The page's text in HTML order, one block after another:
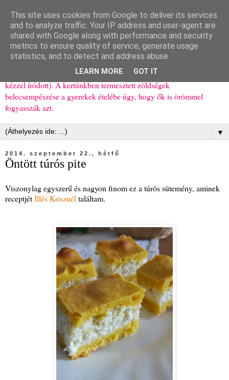
Ízőrző
Kisgyerekes család kipróbált, többnyire egészséges ételeket
bemutató receptjei a mindennapokra (mert a papírfecniket folyton
elhagyom) és gyerekeimnek ajándékba (mint régen, csak ez nem
kézzel íródott). A kertünkben termesztett zöldségek
belecsempészése a gyerekek ételébe úgy, hogy ők is örömmel
fogyasszák azt.
▼
2014. szeptember 22., hétfő
Öntött túrós pite
Viszonylag egyszerű és nagyon finom ez a túrós sütemény, aminek
receptjétIllés Krisznél találtam.
This site uses cookies from Google to deliver its services
and to analyze traffic. Your IP address and user-agent are
shared with Google along with performance and security
metrics to ensure quality of service, generate usage
statistics, and to detect and address abuse.
LEARN MORE GOT IT